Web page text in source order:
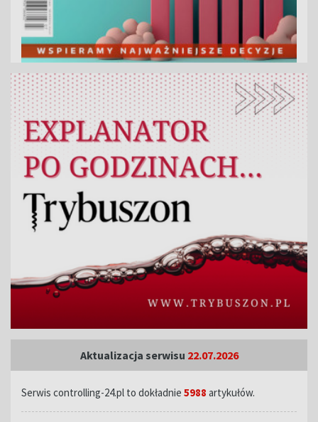
Aktualizacja serwisu 22.07.2026
Serwis controlling-24.pl to dokładnie 5988 artykułów.